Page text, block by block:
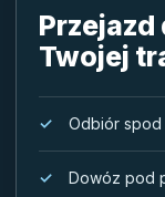
Twojej
Odbiór
Dowóz pod